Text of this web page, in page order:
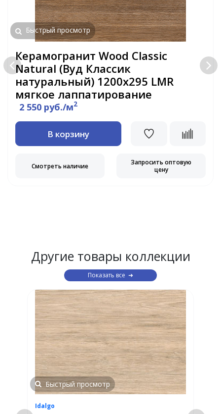
Быстрый просмотр
Керамогранит Wood Classic
Natural (Вуд Классик
натуральный) 1200x295 LMR
мягкое лаппатирование
2 550 руб./м2
В корзину
Смотреть наличие
Запросить оптовую
цену
Другие товары коллекции
Показать все
Быстрый просмотр
Idalgo